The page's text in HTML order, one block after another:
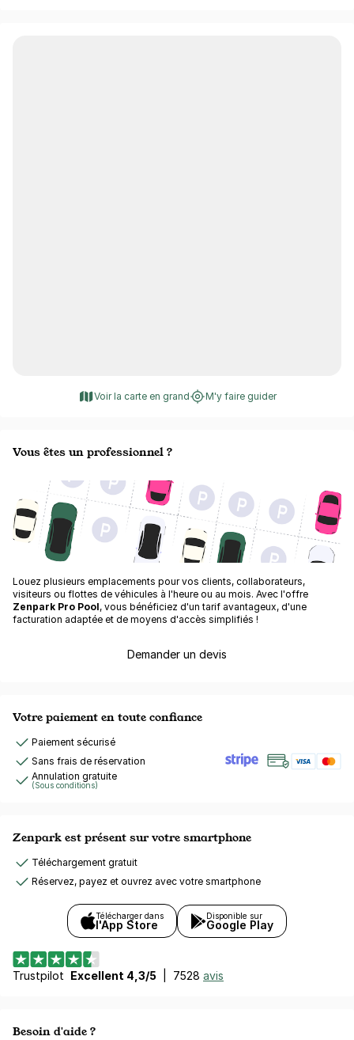
Voir la carte en grand M'y faire guider
Vous êtes un professionnel ?
Louez plusieurs emplacements pour vos clients, collaborateurs,
visiteurs ou flottes de véhicules à l'heure ou au mois. Avec l'offre
Zenpark Pro Pool, vous bénéficiez d'un tarif avantageux, d'une
facturation adaptée et de moyens d'accès simplifiés !
Demander un devis
Votre paiement en toute confiance
Paiement sécurisé
Sans frais de réservation
Annulation gratuite
(Sous conditions)
Zenpark est présent sur votre smartphone
Téléchargement gratuit
Réservez, payez et ouvrez avec votre smartphone
Télécharger dans
l'App Store
Disponible sur
Google Play
Trustpilot Excellent 4,3/5 7528 avis
Besoin d'aide ?